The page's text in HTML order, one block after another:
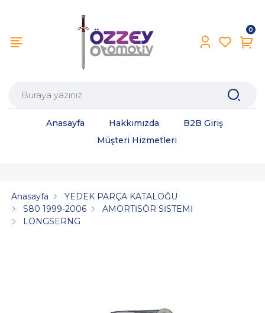
0
Anasayfa Hakkımızda
B2B Giriş
Müşteri Hizmetleri
Anasayfa
YEDEK PARÇA KATALOĞU
S80 1999-2006
AMORTİSÖR SİSTEMİ
LONGSERNG